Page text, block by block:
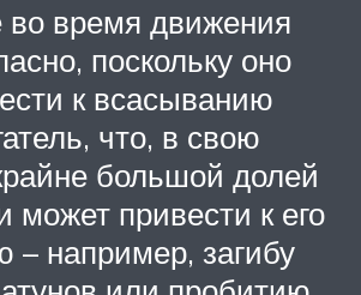
во время движения
поскольку оно
к всасыванию
что, в свою
большой долей
может привести к его
– например, загибу